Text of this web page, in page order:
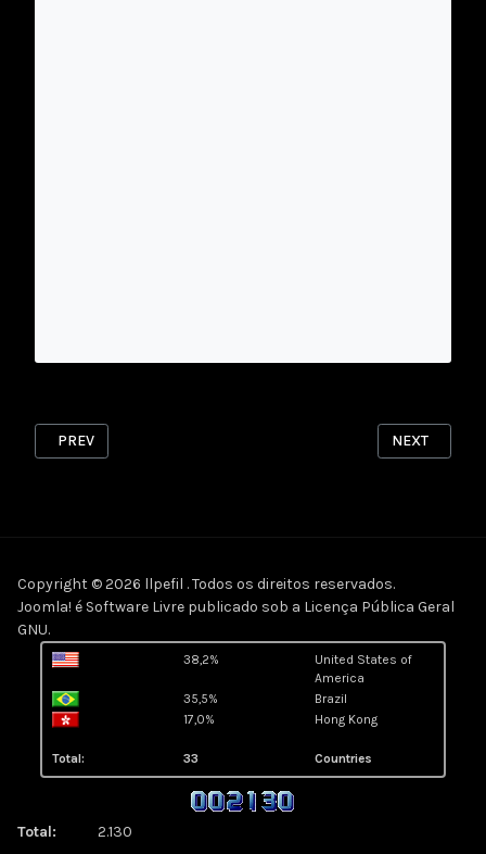
PREVIOUS ARTICLE: RELAÇÕES FILOSÓFICAS DE RORSCHACH
PREV NEXT
NEXT
Copyright © 2026 llpefil . Todos os direitos reservados.
Joomla! é Software Livre publicado sob a Licença Pública Geral
GNU.
38,2%
United States of
America
35,5%
Brazil
17,0%
Hong Kong
Total: 33 Countries
Total: 2.130